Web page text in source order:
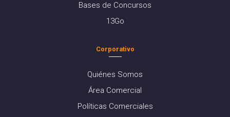
Bases de Concursos
13Go
Corporativo
Quiénes Somos
Área Comercial
Políticas Comerciales